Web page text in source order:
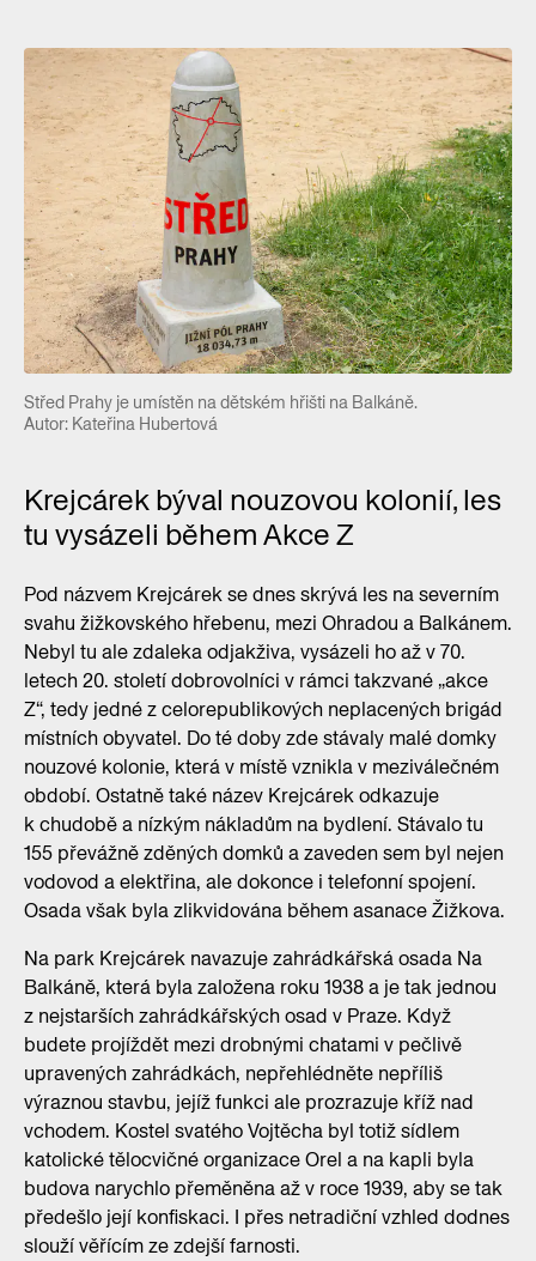
Střed Prahy je umístěn na dětském hřišti na Balkáně.
Autor: Kateřina Hubertová
Krejcárek býval nouzovou kolonií, les
tu vysázeli během Akce Z
Pod názvem Krejcárek se dnes skrývá les na severním
svahu žižkovského hřebenu, mezi Ohradou a Balkánem.
Nebyl tu ale zdaleka odjakživa, vysázeli ho až v 70.
letech 20. století dobrovolníci v rámci takzvané „akce
Z“, tedy jedné z celorepublikových neplacených brigád
místních obyvatel. Do té doby zde stávaly malé domky
nouzové kolonie, která v místě vznikla v meziválečném
období. Ostatně také název Krejcárek odkazuje
k chudobě a nízkým nákladům na bydlení. Stávalo tu
155 převážně zděných domků a zaveden sem byl nejen
vodovod a elektřina, ale dokonce i telefonní spojení.
Osada však byla zlikvidována během asanace Žižkova.
Na park Krejcárek navazuje zahrádkářská osada Na
Balkáně, která byla založena roku 1938 a je tak jednou
z nejstarších zahrádkářských osad v Praze. Když
budete projíždět mezi drobnými chatami v pečlivě
upravených zahrádkách, nepřehlédněte nepříliš
výraznou stavbu, jejíž funkci ale prozrazuje kříž nad
vchodem. Kostel svatého Vojtěcha byl totiž sídlem
katolické tělocvičné organizace Orel a na kapli byla
budova narychlo přeměněna až v roce 1939, aby se tak
předešlo její konfiskaci. I přes netradiční vzhled dodnes
slouží věřícím ze zdejší farnosti.